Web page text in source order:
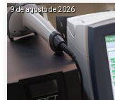
9 de agosto de 2026